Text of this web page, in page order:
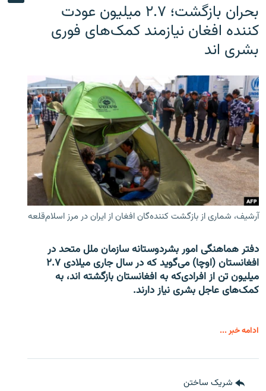
بحران بازگشت؛ ۲.۷ میلیون عودت
کننده افغان نیازمند کمک‌های فوری
بشری اند
آرشیف، شماری از بازگشت کننده‌گان افغان از ایران در مرز اسلام‌قلعه
دفتر هماهنگی امور بشردوستانه سازمان ملل متحد در
افغانستان (اوچا) می‌گوید که در سال جاری میلادی ۲.۷
میلیون تن از افرادی‌که به افغانستان بازگشته اند، به
کمک‌های عاجل بشری نیاز دارند.
ادامه خبر ...
شریک ساختن